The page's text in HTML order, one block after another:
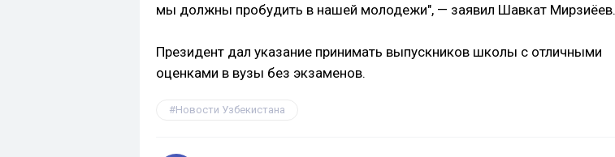
мы должны пробудить в нашей молодежи", — заявил Шавкат Мирзиёев.
Президент дал указание принимать выпускников школы с отличными
оценками в вузы без экзаменов.
Новости Узбекистана